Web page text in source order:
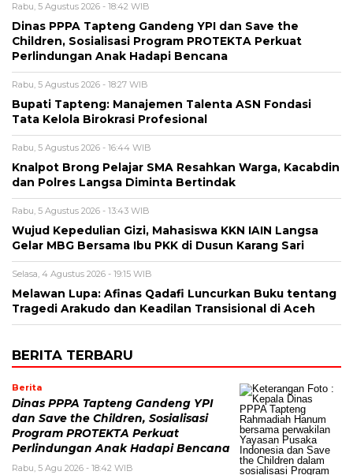
Rabu, 5 Agustus 2026 - 18:42 WIB
Dinas PPPA Tapteng Gandeng YPI dan Save the
Children, Sosialisasi Program PROTEKTA Perkuat
Perlindungan Anak Hadapi Bencana
Rabu, 5 Agustus 2026 - 18:27 WIB
Bupati Tapteng: Manajemen Talenta ASN Fondasi
Tata Kelola Birokrasi Profesional
Rabu, 5 Agustus 2026 - 16:44 WIB
Knalpot Brong Pelajar SMA Resahkan Warga, Kacabdin
dan Polres Langsa Diminta Bertindak
Rabu, 5 Agustus 2026 - 13:43 WIB
Wujud Kepedulian Gizi, Mahasiswa KKN IAIN Langsa
Gelar MBG Bersama Ibu PKK di Dusun Karang Sari
Selasa, 4 Agustus 2026 - 19:15 WIB
Melawan Lupa: Afinas Qadafi Luncurkan Buku tentang
Tragedi Arakudo dan Keadilan Transisional di Aceh
BERITA TERBARU
Berita
Dinas PPPA Tapteng Gandeng YPI
dan Save the Children, Sosialisasi
Program PROTEKTA Perkuat
Perlindungan Anak Hadapi Bencana
Rabu, 5 Agu 2026 - 18:42 WIB